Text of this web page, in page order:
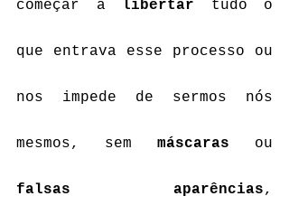
começar a libertar tudo o
que entrava esse processo ou
nos impede de sermos nós
mesmos, sem máscaras
falsas aparências,